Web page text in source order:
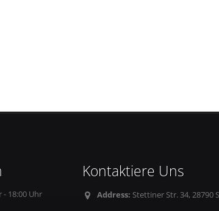
- 18:00 Uhr
Kontaktiere Uns
Address: Stettiner Str. 34, 28790